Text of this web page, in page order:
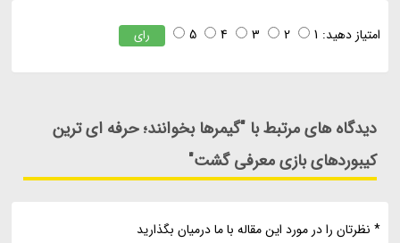
امتیاز دهید: 1
2
3
4
5 رای
دیدگاه های مرتبط با "گیمرها بخوانند؛ حرفه ای ترین
کیبوردهای بازی معرفی گشت"
* نظرتان را در مورد این مقاله با ما درمیان بگذارید